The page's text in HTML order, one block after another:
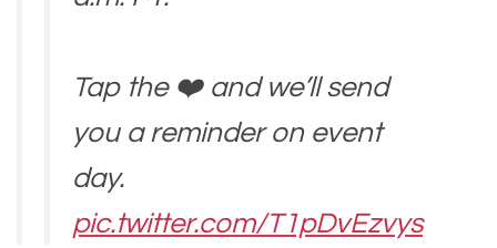
Tap the ❤️ and we’ll send
you a reminder on event
day.
pic.twitter.com/T1pDvEzvys